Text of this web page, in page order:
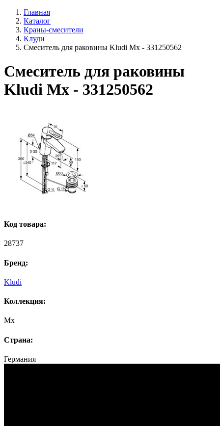
Главная
Каталог
Краны-смесители
Клуди
Смеситель для раковины Kludi Mx - 331250562
Смеситель для раковины
Kludi Mx - 331250562
Код товара:
28737
Бренд:
Kludi
Коллекция:
Mx
Страна:
Германия